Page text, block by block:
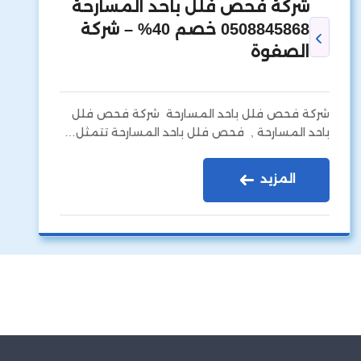
شركة فحص فلل باحد المسارحة
0508845868 خصم 40% – شركة
الصفوة
شركة فحص فلل باحد المسارحة شركة فحص فلل
باحد المسارحة , فحص فلل باحد المسارحة تتمثل…
المزيد